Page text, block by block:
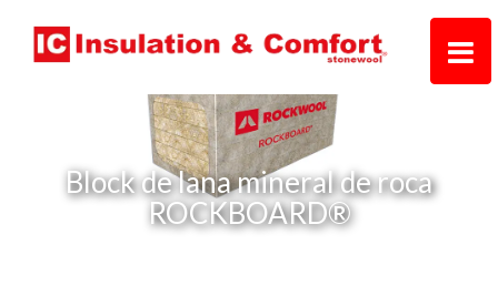
Block de lana mineral de roca
ROCKBOARD®